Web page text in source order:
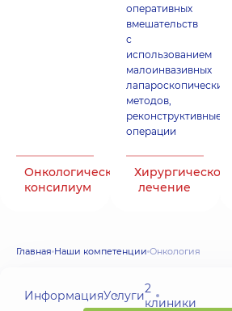
Онкологический
консилиум
оперативных
вмешательств
с
использованием
малоинвазивных
лапароскопических
методов,
реконструктивные
операции
Хирургическое
лечение
Главная Наши компетенции Онкология
ИнформацияУслуги2
клиники